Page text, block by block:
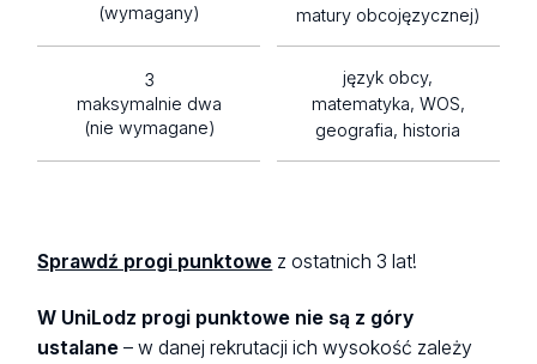
(wymagany)
matury obcojęzycznej)
3
maksymalnie dwa
(nie wymagane)
język obcy,
matematyka, WOS,
geografia, historia
Sprawdź progi punktowe z ostatnich 3 lat!
W UniLodz progi punktowe nie są z góry
ustalane– w danej rekrutacji ich wysokość zależy